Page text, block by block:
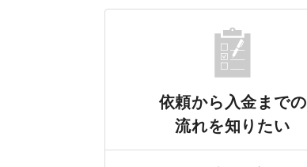
依頼から入金までの
流れを知りたい